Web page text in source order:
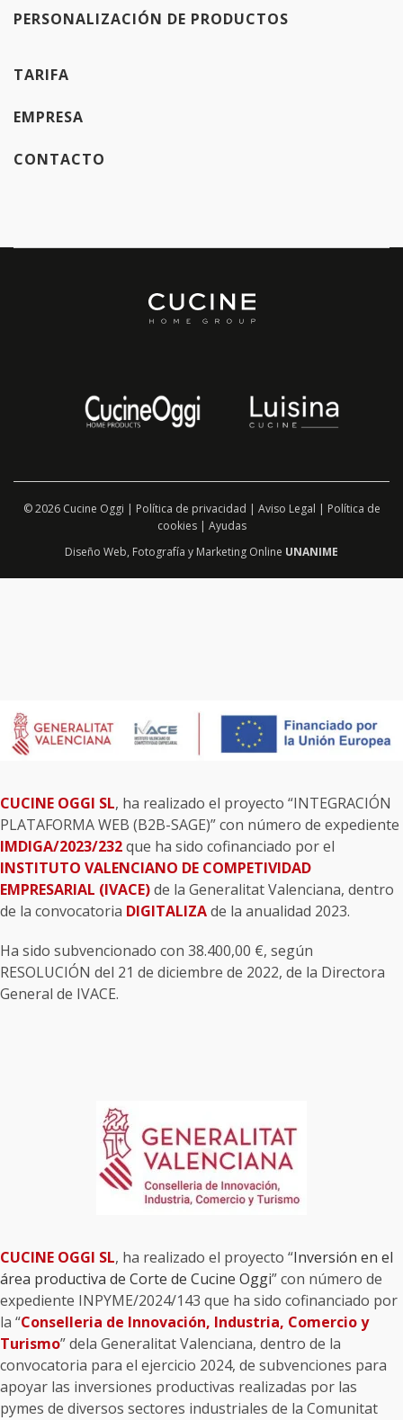
PERSONALIZACIÓN DE PRODUCTOS
TARIFA
EMPRESA
CONTACTO
© 2026 Cucine Oggi | Política de privacidad | Aviso Legal | Política de
cookies| Ayudas
Diseño Web, Fotografía y Marketing Online UNANIME
CUCINE OGGI SL, ha realizado el proyecto “INTEGRACIÓN
PLATAFORMA WEB (B2B-SAGE)” con número de expediente
IMDIGA/2023/232que ha sido cofinanciado por el
INSTITUTO VALENCIANO DE COMPETIVIDAD
EMPRESARIAL (IVACE)de la Generalitat Valenciana, dentro
de la convocatoria DIGITALIZAde la anualidad 2023.
Ha sido subvencionado con 38.400,00 €, según
RESOLUCIÓN del 21 de diciembre de 2022, de la Directora
General de IVACE.
CUCINE OGGI SL, ha realizado el proyecto “Inversión en el
área productiva de Corte de Cucine Oggi” con número de
expediente INPYME/2024/143 que ha sido cofinanciado por
la “Conselleria de Innovación, Industria, Comercio y
Turismo” dela Generalitat Valenciana, dentro de la
convocatoria para el ejercicio 2024, de subvenciones para
apoyar las inversiones productivas realizadas por las
pymes de diversos sectores industriales de la Comunitat